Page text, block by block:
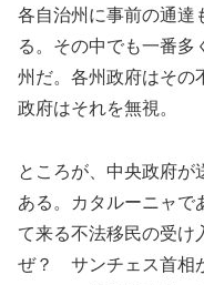
各自治州に事前の通達
る。その中でも一番多
州だ。各州政府はその
政府はそれを無視。
ところが、中央政府が
ある。カタルーニャで
て来る不法移民の受け
ぜ？ サンチェス首相